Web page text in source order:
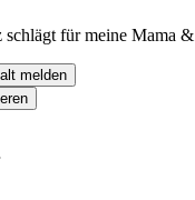
schlägt für meine Mama &
melden